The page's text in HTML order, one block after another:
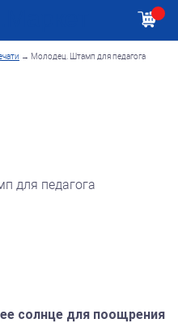
→ Молодец. Штамп для педагога
солнце для поощрения